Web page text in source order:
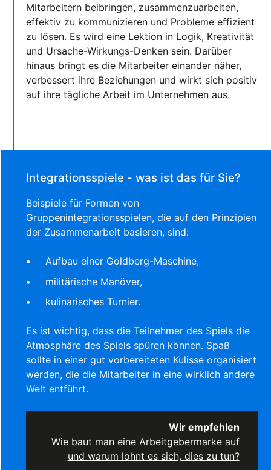
Mitarbeitern beibringen, zusammenzuarbeiten,
effektiv zu kommunizieren und Probleme effizient
zu lösen. Es wird eine Lektion in Logik, Kreativität
und Ursache-Wirkungs-Denken sein. Darüber
hinaus bringt es die Mitarbeiter einander näher,
verbessert ihre Beziehungen und wirkt sich positiv
auf ihre tägliche Arbeit im Unternehmen aus.
Integrationsspiele - was ist das für Sie?
Beispiele für Formen von
Gruppenintegrationsspielen, die auf den Prinzipien
der Zusammenarbeit basieren, sind:
Aufbau einer Goldberg-Maschine,
militärische Manöver,
kulinarisches Turnier.
Es ist wichtig, dass die Teilnehmer des Spiels die
Atmosphäre des Spiels spüren können. Spaß
sollte in einer gut vorbereiteten Kulisse organisiert
werden, die die Mitarbeiter in eine wirklich andere
Welt entführt.
Wir empfehlen
Wie baut man eine Arbeitgebermarke auf
und warum lohnt es sich, dies zu tun?